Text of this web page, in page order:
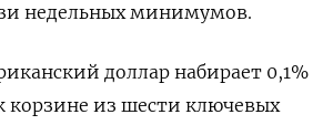
недельных минимумов.
доллар набирает 0,1%
из шести ключевых